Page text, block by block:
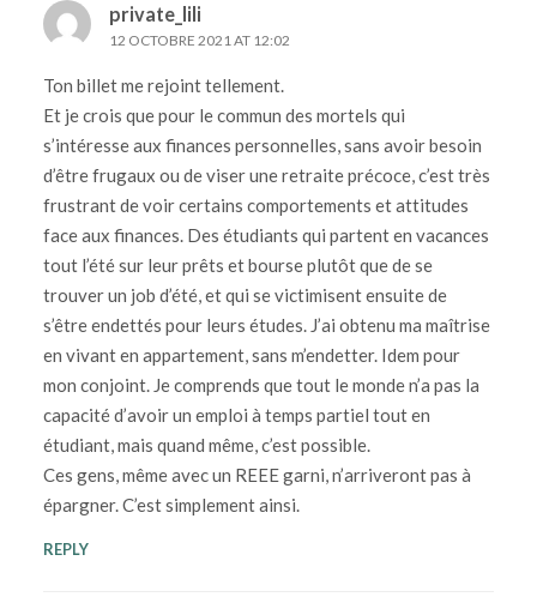
private_lili
12 OCTOBRE 2021 AT 12:02
Ton billet me rejoint tellement.
Et je crois que pour le commun des mortels qui
s’intéresse aux finances personnelles, sans avoir besoin
d’être frugaux ou de viser une retraite précoce, c’est très
frustrant de voir certains comportements et attitudes
face aux finances. Des étudiants qui partent en vacances
tout l’été sur leur prêts et bourse plutôt que de se
trouver un job d’été, et qui se victimisent ensuite de
s’être endettés pour leurs études. J’ai obtenu ma maîtrise
en vivant en appartement, sans m’endetter. Idem pour
mon conjoint. Je comprends que tout le monde n’a pas la
capacité d’avoir un emploi à temps partiel tout en
étudiant, mais quand même, c’est possible.
Ces gens, même avec un REEE garni, n’arriveront pas à
épargner. C’est simplement ainsi.
REPLY